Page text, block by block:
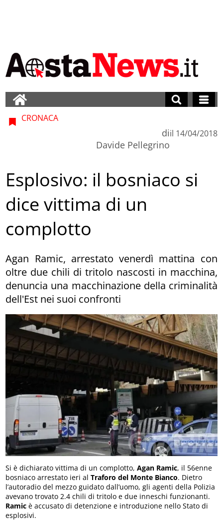
CRONACA
di
Davide Pellegrino
il 14/04/2018
Esplosivo: il bosniaco si
dice vittima di un
complotto
Agan Ramic, arrestato venerdì mattina con
oltre due chili di tritolo nascosti in macchina,
denuncia una macchinazione della criminalità
dell'Est nei suoi confronti
Si è dichiarato vittima di un complotto,Agan Ramic, il 56enne
bosniaco arrestato ieri alTraforo del Monte Bianco. Dietro
l’autoradio del mezzo guidato dall’uomo, gli agenti della Polizia
avevano trovato 2.4 chili di tritolo e due inneschi funzionanti.
Ramic è accusato di detenzione e introduzione nello Stato di
esplosivi.